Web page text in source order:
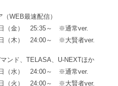
ア（WEB最速配信）
日（金） 25:35～ ※通常ver.
日（木） 24:00～ ※大賢者ver.
マンド、TELASA、U-NEXTほか
日（水） 24:00～ ※通常ver.
日（火） 24:00～ ※大賢者ver.